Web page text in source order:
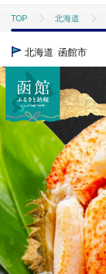
TOP 北海道
TOP
TOP
TOP 加工食品
TOP 加工食品
北海道 函館市